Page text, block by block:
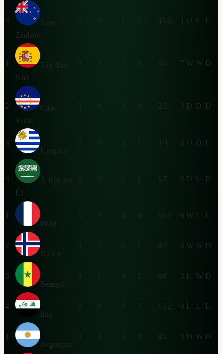
4
New
Zealand
3 0 1 2 4/10 1 D L L
1
Tây Ban
Nha
3 2 1 0 5/0 7 W W D
2
Cabo
Verde
3 0 3 0 2/2 3 D D D
3
Uruguay
3 0 2 1 3/4 2 D D L
4
Ả Rập Xê
Út
3 0 2 1 1/5 2 D L D
1
Pháp
3 3 0 0 10/2 9 W L L
2
Na Uy
3 2 0 1 8/7 6 W W D
3
Senegal
3 1 0 2 8/6 3 L W D
4
Iraq
3 0 0 3 1/12 0 L L L
1
Argentina
3 3 0 0 8/1 9 D W D